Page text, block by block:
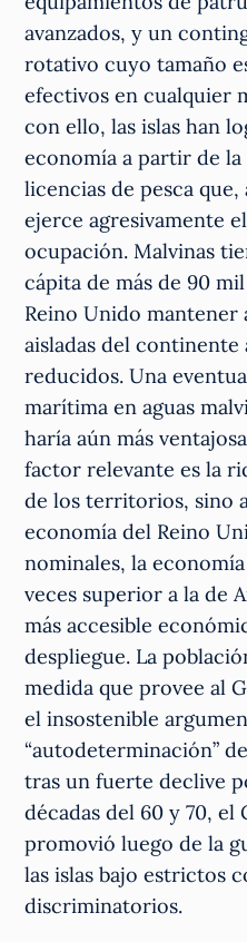
avanzados, y un
rotativo cuyo tamaño
efectivos en cualquier
con ello, las islas han
economía a partir de
licencias de pesca
ejerce agresivamente
ocupación. Malvinas
cápita de más de 90
Reino Unido mantener
aisladas del
reducidos. Una
marítima en aguas
haría aún más
factor relevante es la
de los territorios, sino
economía del Reino
nominales, la
veces superior a la de
más accesible
despliegue. La
medida que provee al
el insostenible
“autodeterminación”
tras un fuerte declive
décadas del 60 y 70,
promovió luego de la
las islas bajo estrictos
discriminatorios.